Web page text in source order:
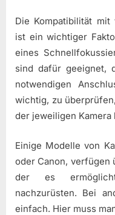
Die Kompatibilität mit
ist ein wichtiger
eines
sind dafür geeignet,
notwendigen
wichtig, zu
der jeweiligen Kamera
Einige Modelle von
oder Canon, verfügen
der es
nachzurüsten. Bei
einfach. Hier muss